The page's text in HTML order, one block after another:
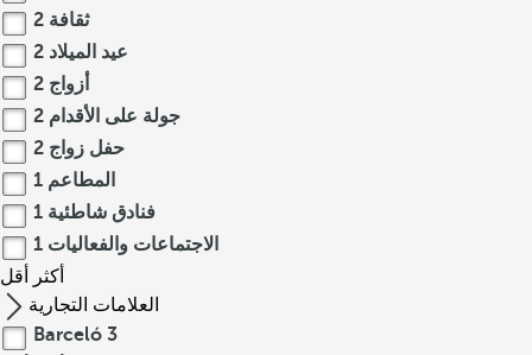
ثقافة 2
عيد الميلاد 2
أزواج 2
جولة على الأقدام 2
حفل زواج 2
المطاعم 1
فنادق شاطئية 1
الاجتماعات والفعاليات 1
أكثر
أقل
العلامات التجارية
Barceló 3